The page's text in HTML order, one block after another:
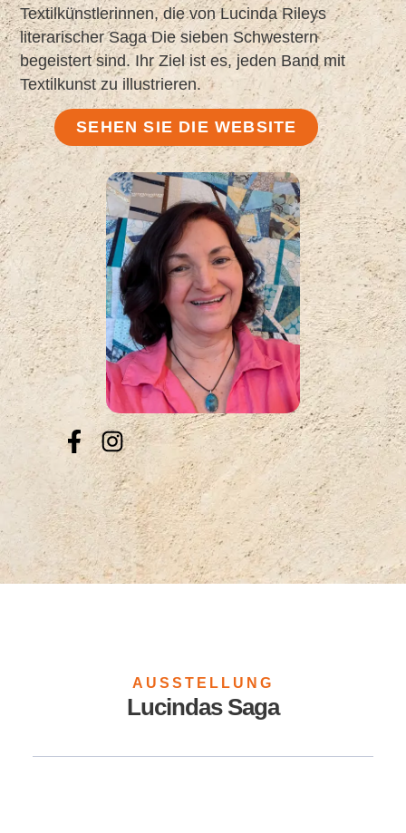
Textilkünstlerinnen, die von Lucinda Rileys
literarischer Saga Die sieben Schwestern
begeistert sind. Ihr Ziel ist es, jeden Band mit
Textilkunst zu illustrieren.
SEHEN SIE DIE WEBSITE
AUSSTELLUNG
Lucindas Saga